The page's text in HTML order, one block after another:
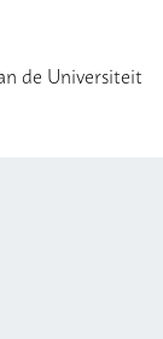
de Universiteit